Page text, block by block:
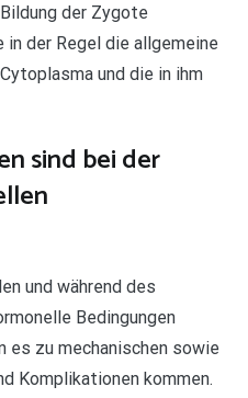
der Zygote
der Regel die allgemeine
und die in ihm
sind bei der
und während des
Bedingungen
es zu mechanischen sowie
Komplikationen kommen.